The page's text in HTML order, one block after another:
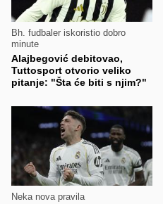
Bh. fudbaler iskoristio dobro
minute
Alajbegović debitovao,
Tuttosport otvorio veliko
pitanje: "Šta će biti s njim?"
Neka nova pravila